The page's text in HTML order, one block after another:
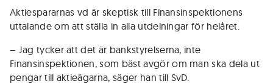
Aktiespararnas vd är skeptisk till Finansinspektionens
uttalande om att ställa in alla utdelningar för helåret.
– Jag tycker att det är bankstyrelserna, inte
Finansinspektionen, som bäst avgör om man ska dela ut
pengar till aktieägarna, säger han till SvD.